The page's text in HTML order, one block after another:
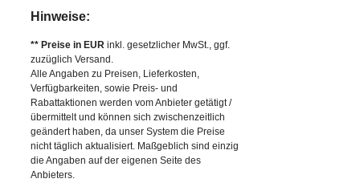
Hinweise:
** Preise in EUR inkl. gesetzlicher MwSt., ggf.
zuzüglich Versand.
Alle Angaben zu Preisen, Lieferkosten,
Verfügbarkeiten, sowie Preis- und
Rabattaktionen werden vom Anbieter getätigt /
übermittelt und können sich zwischenzeitlich
geändert haben, da unser System die Preise
nicht täglich aktualisiert. Maßgeblich sind einzig
die Angaben auf der eigenen Seite des
Anbieters.